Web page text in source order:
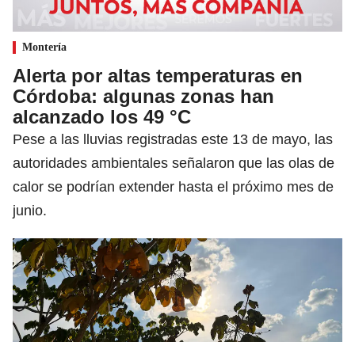
Montería
Alerta por altas temperaturas en
Córdoba: algunas zonas han
alcanzado los 49 °C
Pese a las lluvias registradas este 13 de mayo, las
autoridades ambientales señalaron que las olas de
calor se podrían extender hasta el próximo mes de
junio.